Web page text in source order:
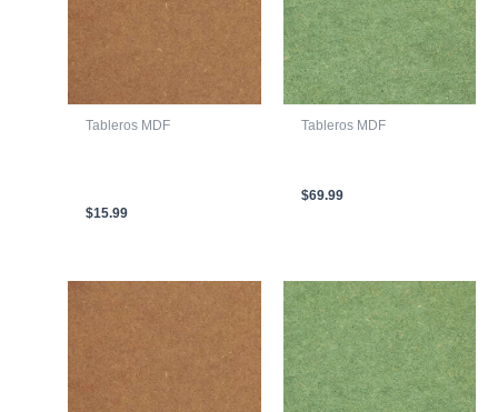
Tableros MDF
$15.99
Tableros MDF
$69.99